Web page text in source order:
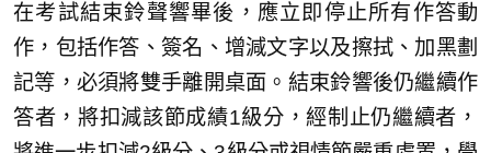
在考試結束鈴聲響畢後，應立即停止所有作答動
作，包括作答、簽名、增減文字以及擦拭、加黑劃
記等，必須將雙手離開桌面。結束鈴響後仍繼續作
答者，將扣減該節成績1級分，經制止仍繼續者，